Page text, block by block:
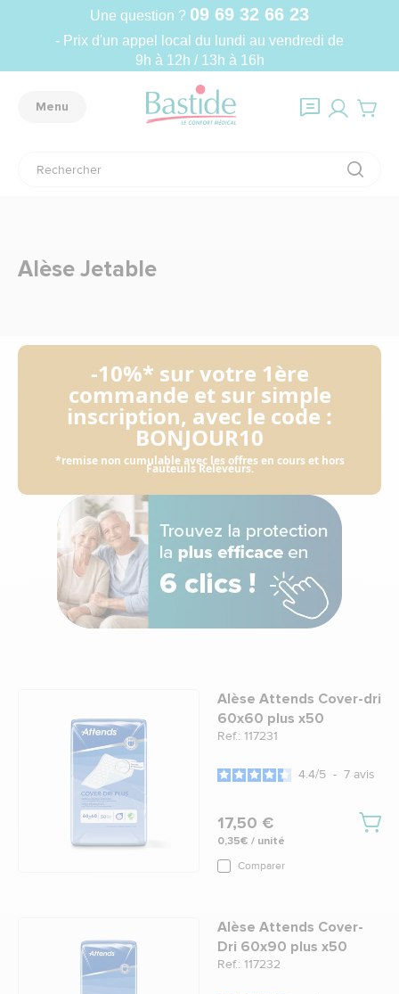
Une question ? 09 69 32 66 23
- Prix d'un appel local du lundi au vendredi de
9h à 12h / 13h à 16h
Menu
Alèse Jetable
-10%* sur votre 1ère
commande et sur simple
inscription, avec le code :
BONJOUR10
*remise non cumulable avec les offres en cours et hors
Fauteuils Releveurs.
Alèse Attends Cover-dri
60x60 plus x50
Ref.: 117231
4.4/5 - 7 avis
17,50 €
0,35€ / unité
Comparer
Alèse Attends Cover-
Dri 60x90 plus x50
Ref.: 117232